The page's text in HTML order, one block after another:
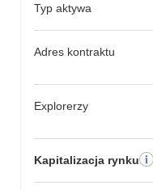
Typ aktywa
Adres kontraktu
Explorerzy
Kapitalizacja rynku